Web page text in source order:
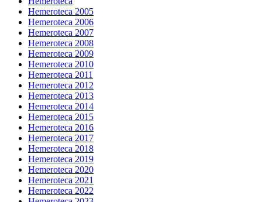
Hemeroteca 2005
Hemeroteca 2006
Hemeroteca 2007
Hemeroteca 2008
Hemeroteca 2009
Hemeroteca 2010
Hemeroteca 2011
Hemeroteca 2012
Hemeroteca 2013
Hemeroteca 2014
Hemeroteca 2015
Hemeroteca 2016
Hemeroteca 2017
Hemeroteca 2018
Hemeroteca 2019
Hemeroteca 2020
Hemeroteca 2021
Hemeroteca 2022